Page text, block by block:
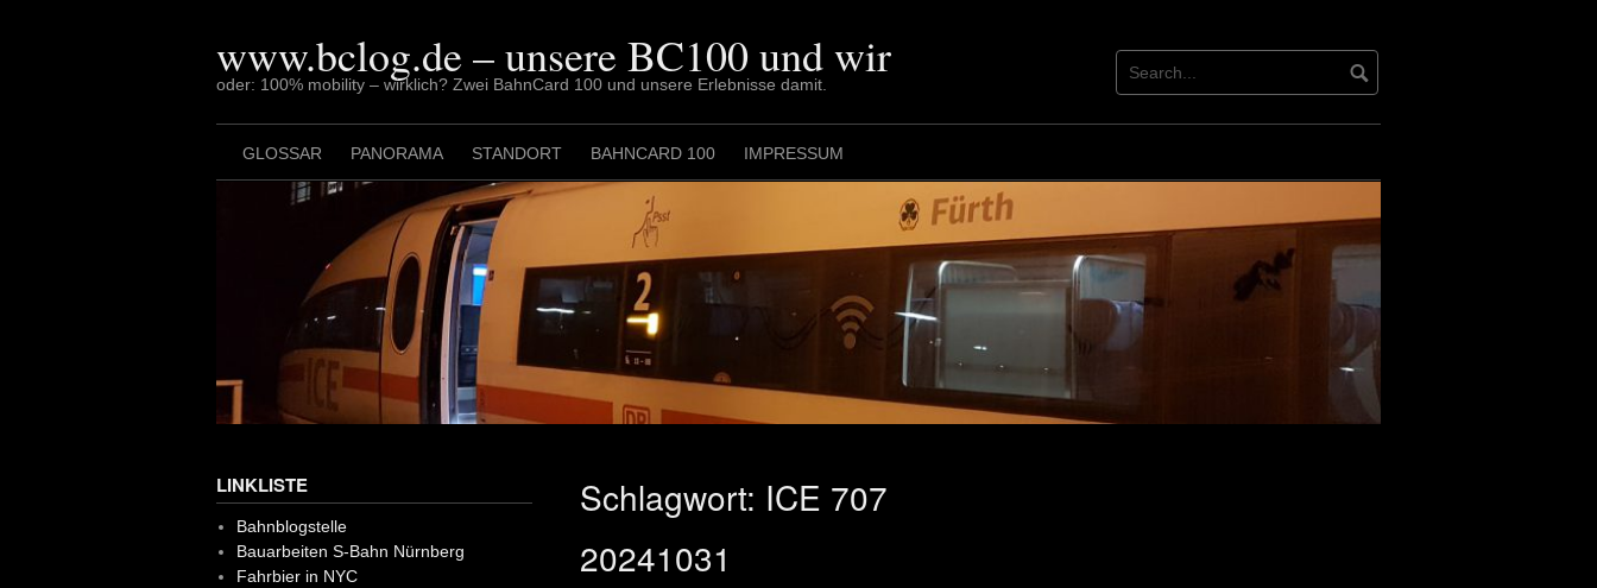
www.bclog.de – unsere BC100 und wir
oder: 100% mobility – wirklich? Zwei BahnCard 100 und unsere Erlebnisse damit.
GLOSSAR PANORAMA STANDORT BAHNCARD 100 IMPRESSUM
Schlagwort: ICE 707
20241031
LINKLISTE
Bahnblogstelle
Bauarbeiten S-Bahn Nürnberg
Fahrbier in NYC